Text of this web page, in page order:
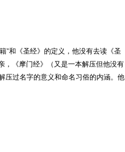
”和《圣经》的定义，他没有去读《圣
，《摩门经》（又是一本解压但他没有
压过名字的意义和命名习俗的内涵。他